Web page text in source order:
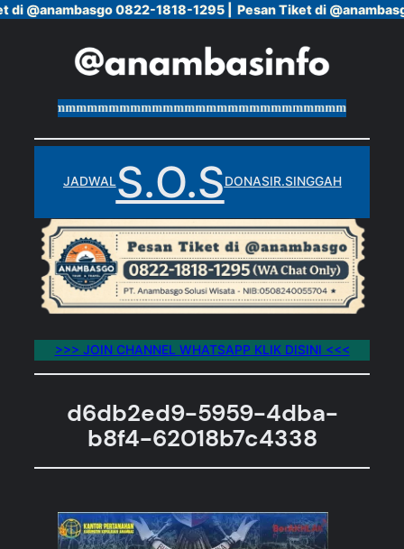
di @anambasgo 0822-1818-1295 | Pesan Tiket di
JADWALS.O.SDONASIR.SINGGAH
>>> JOIN CHANNEL WHATSAPP KLIK DISINI <<<
d6db2ed9-5959-4dba-
b8f4-62018b7c4338
di @anambasgo 0822-1818-1295 | Pesan Tiket di